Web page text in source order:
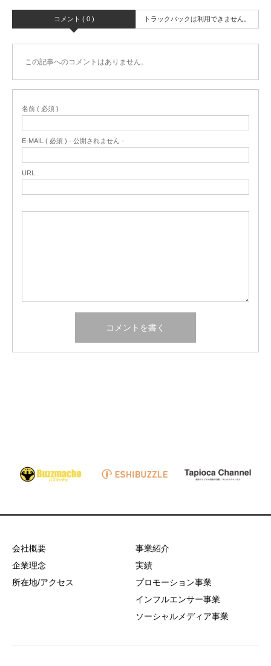
コメント ( 0 ) トラックバックは利用できません。
この記事へのコメントはありません。
名前 ( 必須 )
E-MAIL ( 必須 ) - 公開されません -
URL
会社概要
企業理念
所在地/アクセス
事業紹介
実績
プロモーション事業
インフルエンサー事業
ソーシャルメディア事業